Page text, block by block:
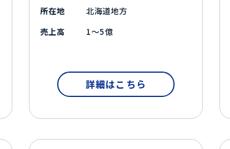
所在地
北海道地方
売上高
1～5億
詳細はこちら